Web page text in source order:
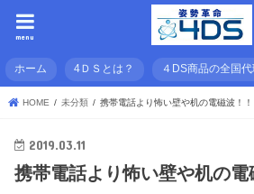
menu
ホーム 4ＤＳとは？ ４DS商品の全国
HOME 未分類 携帯電話より怖い壁や机の電磁波！！
2019.03.11
携帯電話より怖い壁や机の電